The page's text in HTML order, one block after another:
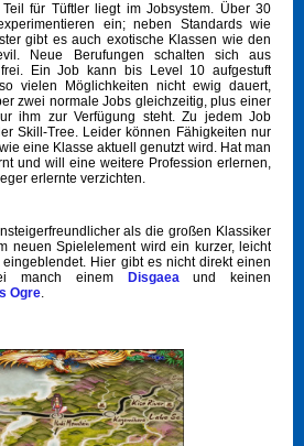
für Tüftler liegt im Jobsystem. Über 30
ein; neben Standards wie
gibt es auch exotische Klassen wie den
Neue Berufungen schalten sich aus
Ein Job kann bis Level 10 aufgestuft
vielen Möglichkeiten nicht ewig dauert,
zwei normale Jobs gleichzeitig, plus einer
ihm zur Verfügung steht. Zu jedem Job
Skill-Tree. Leider können Fähigkeiten nur
eine Klasse aktuell genutzt wird. Hat man
und will eine weitere Profession erlernen,
erlernte verzichten.
als die großen Klassiker
neuen Spielelement wird ein kurzer, leicht
Hier gibt es nicht direkt einen
manch einem
Disgaeaund keinen
Ogre.